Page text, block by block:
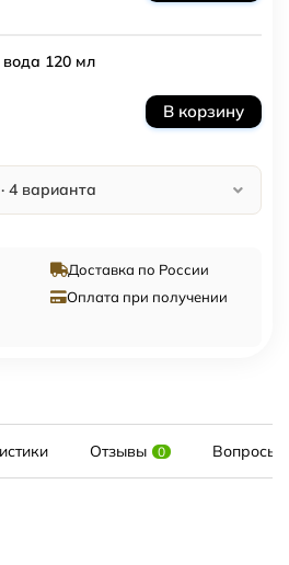
120 мл
В корзину
4 варианта
Доставка по России
Оплата при получении
Отзывы 0 Вопросы